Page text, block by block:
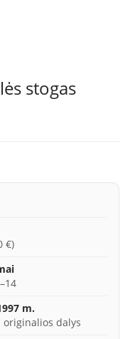
stogas
€)
m.
originalios dalys